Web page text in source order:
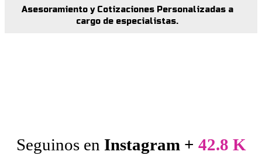
Asesoramiento y Cotizaciones Personalizadas a
cargo de especialistas.
Seguinos en Instagram + 42.8 K